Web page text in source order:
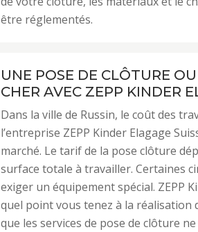
être réglementés.
UNE POSE DE CLÔTURE
CHER AVEC ZEPP KINDER
Dans la ville de Russin, le coût des
l’entreprise ZEPP Kinder Elagage
marché. Le tarif de la pose clôture
surface totale à travailler. Certaines
exiger un équipement spécial. ZEPP
quel point vous tenez à la réalisation
que les services de pose de clôture